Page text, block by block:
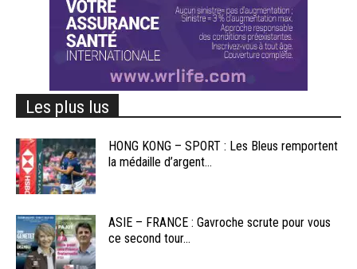
Les plus lus
HONG KONG – SPORT : Les Bleus remportent
la médaille d’argent...
ASIE – FRANCE : Gavroche scrute pour vous
ce second tour...